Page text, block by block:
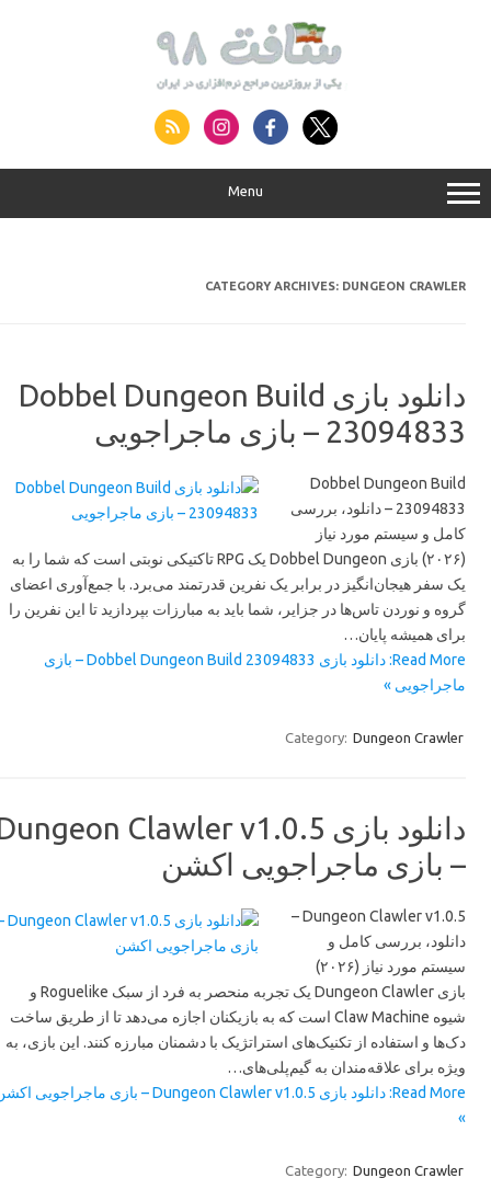
Menu
CATEGORY ARCHIVES:DUNGEON CRAWLER
دانلود بازی Dobbel Dungeon Build
23094833 – بازی ماجراجویی
Dobbel Dungeon Build
23094833 – دانلود، بررسی
کامل و سیستم مورد نیاز
(۲۰۲۶) بازی Dobbel Dungeon یک RPG تاکتیکی نوبتی است که شما را به
یک سفر هیجان‌انگیز در برابر یک نفرین قدرتمند می‌برد. با جمع‌آوری اعضای
گروه و نوردن تاس‌ها در جزایر، شما باید به مبارزات بپردازید تا این نفرین را
برای همیشه پایان…
Read More: دانلود بازی Dobbel Dungeon Build 23094833 – بازی
ماجراجویی »
Category:Dungeon Crawler
دانلود بازی Dungeon Clawler v1.0.5
– بازی ماجراجویی اکشن
Dungeon Clawler v1.0.5 –
دانلود، بررسی کامل و
سیستم مورد نیاز (۲۰۲۶)
بازی Dungeon Clawler یک تجربه منحصر به فرد از سبک Roguelike و
شیوه Claw Machine است که به بازیکنان اجازه می‌دهد تا از طریق ساخت
دک‌ها و استفاده از تکنیک‌های استراتژیک با دشمنان مبارزه کنند. این بازی، به
ویژه برای علاقه‌مندان به گیم‌پلی‌های…
Read More: دانلود بازی Dungeon Clawler v1.0.5 – بازی ماجراجویی اکشن
Category:Dungeon Crawler